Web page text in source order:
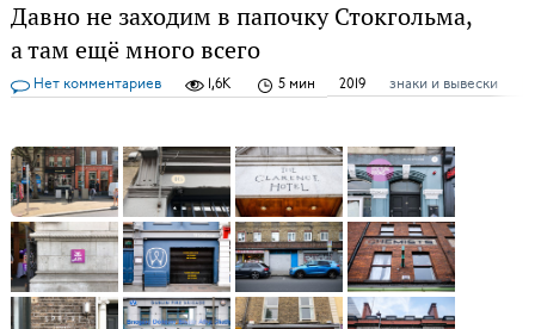
Давно не заходим в папочку Стокгольма,
а там ещё много всего
Нет комментариев 1,6K 5 мин 2019 знаки и вывески